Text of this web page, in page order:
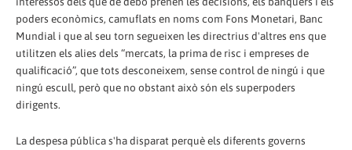
poders econòmics, camuflats en noms com Fons Monetari, Banc
Mundial i que al seu torn segueixen les directrius d'altres ens que
utilitzen els alies dels “mercats, la prima de risc i empreses de
qualificació”, que tots desconeixem, sense control de ningú i que
ningú escull, però que no obstant això són els superpoders
dirigents.
La despesa pública s'ha disparat perquè els diferents governs